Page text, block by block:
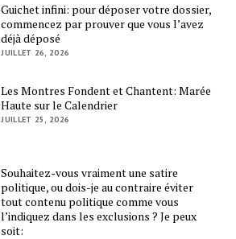
Guichet infini: pour déposer votre dossier,
commencez par prouver que vous l’avez
déjà déposé
JUILLET 26, 2026
Les Montres Fondent et Chantent: Marée
Haute sur le Calendrier
JUILLET 25, 2026
Souhaitez-vous vraiment une satire
politique, ou dois-je au contraire éviter
tout contenu politique comme vous
l’indiquez dans les exclusions ? Je peux
soit: